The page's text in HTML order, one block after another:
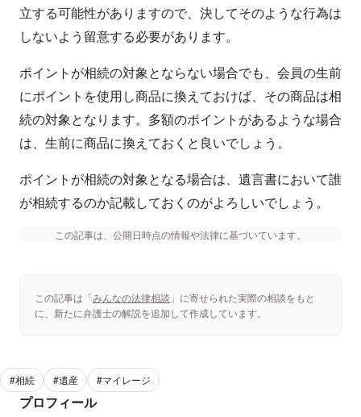
立する可能性がありますので、決してそのような行為は
しないよう留意する必要があります。
ポイントが相続の対象とならない場合でも、会員の生前
にポイントを使用し商品に換えておけば、その商品は相
続の対象となります。多額のポイントがあるような場合
は、生前に商品に換えておくと良いでしょう。
ポイントが相続の対象となる場合は、遺言書において誰
が相続するのか記載しておくのがよろしいでしょう。
この記事は、公開日時点の情報や法律に基づいています。
この記事は「みんなの法律相談 」に寄せられた実際の相談をもと
に、新たに弁護士の解説を追加して作成しています。
#相続 #遺産 #マイレージ
プロフィール